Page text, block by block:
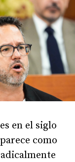
en el siglo
como